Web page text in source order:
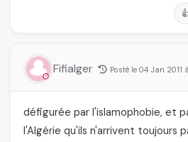
Fifialger Posté le 04 Jan 2011
défigurée par l'islamophobie, et
l'Algérie qu'ils n'arrivent toujours